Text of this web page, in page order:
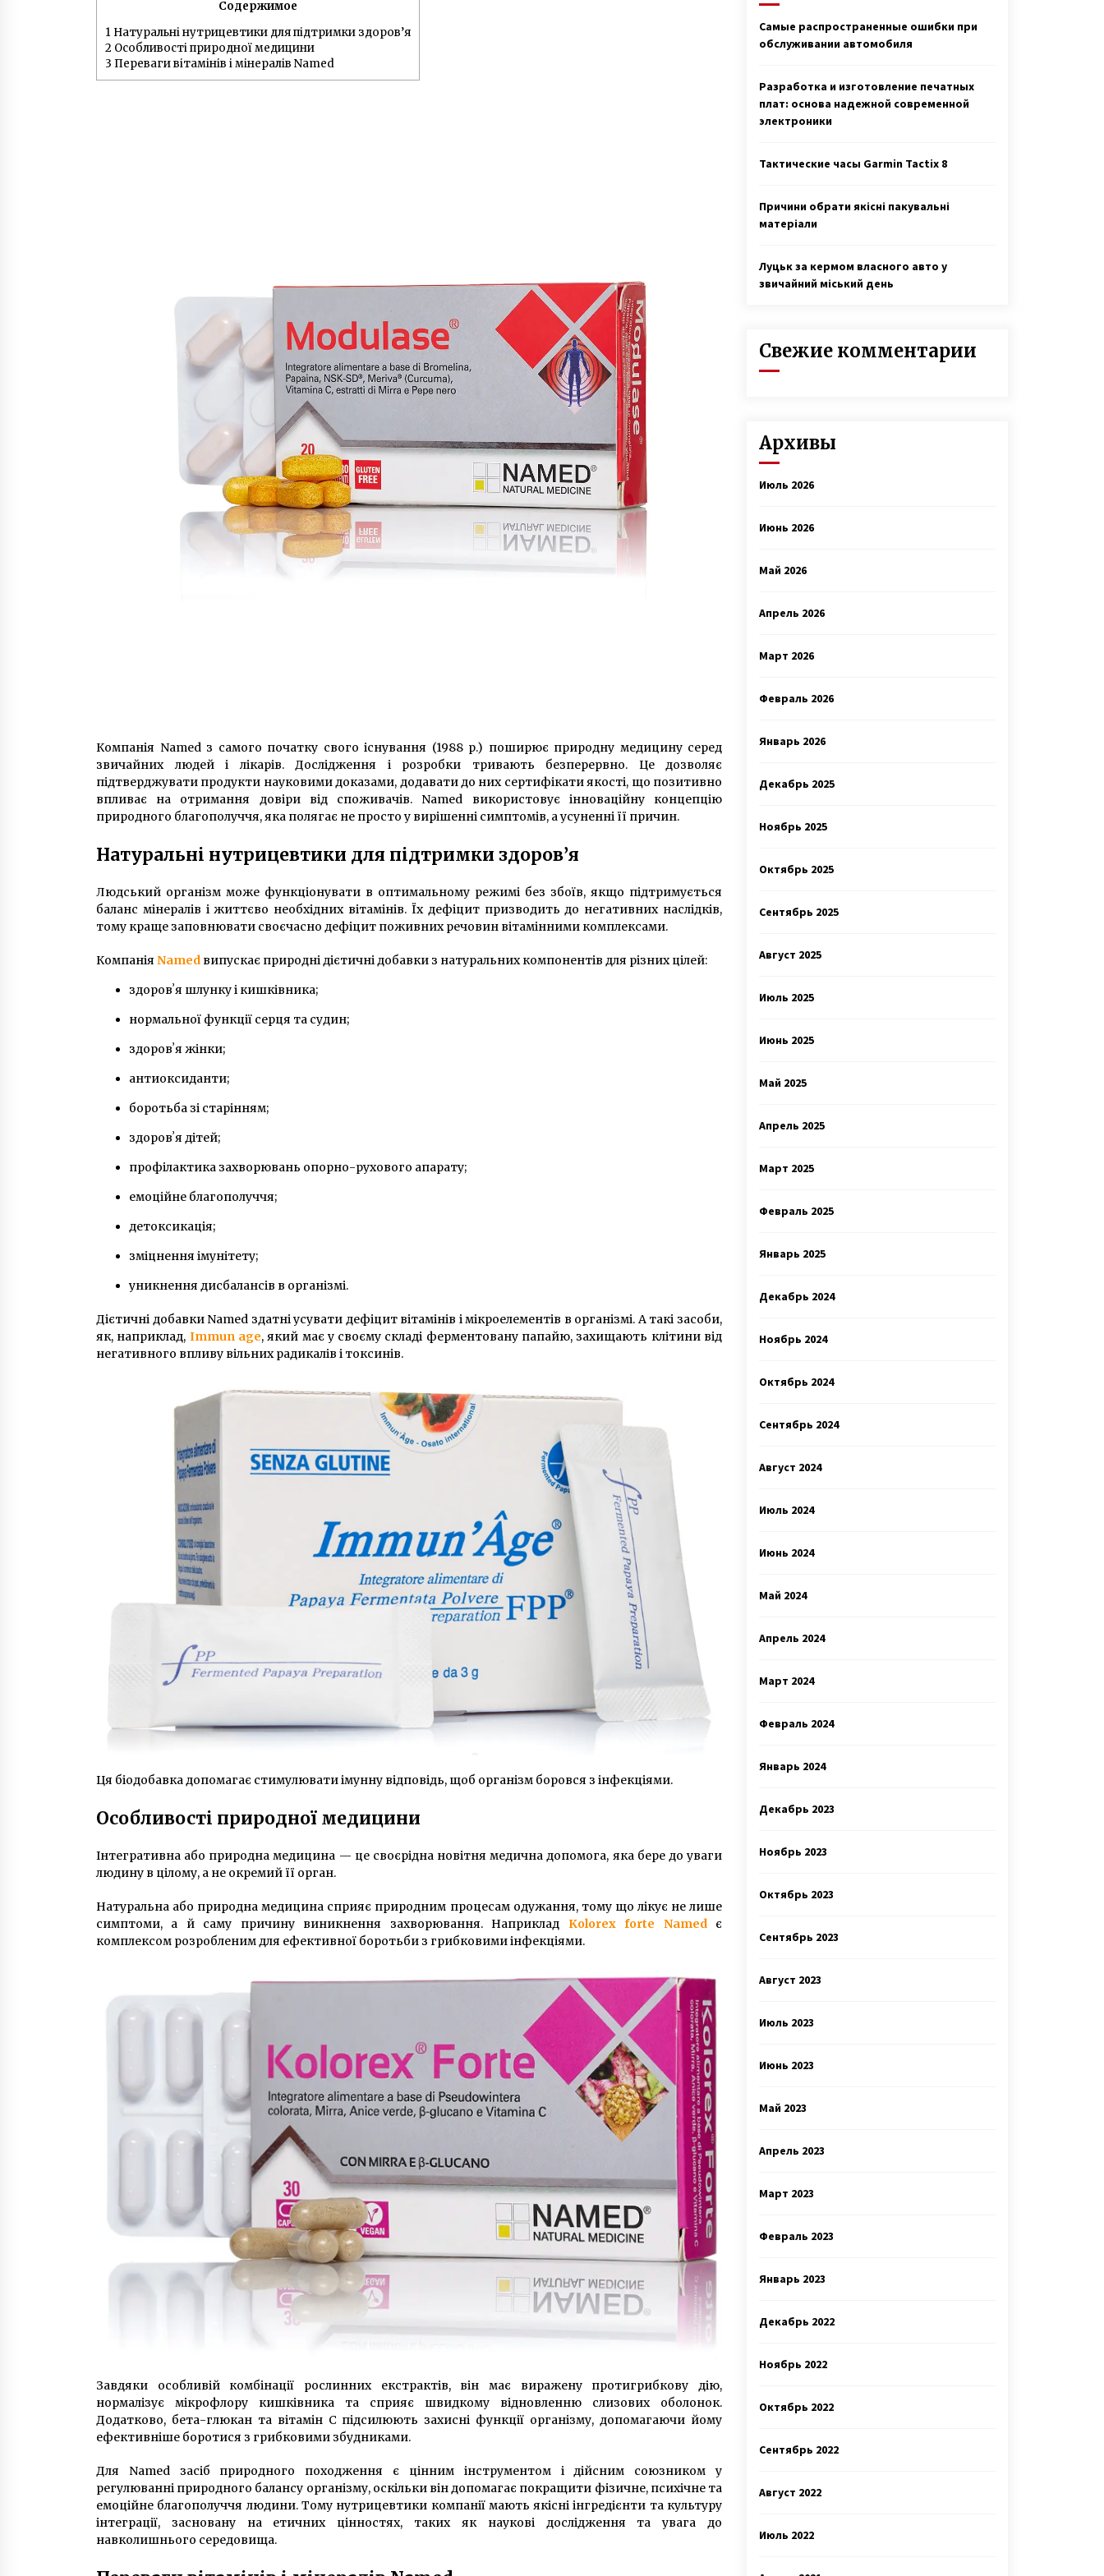
7 лет ago
Антон Васалатий умножает в уме
миллионы чисел и трижды
О смерти мужа мать 13 детей так
3 года ago
Раненый под Зеленопольем в 2014
доске
6 лет ago
Содержимое
1 Натуральні нутрицевтики для підтримки здоров’я
2 Особливості природної медицини
3 Переваги вітамінів і мінералів Named
Компанія Named з самого початку свого існування (1988 р.) поширює природну медицину серед
звичайних людей і лікарів. Дослідження і розробки тривають безперервно. Це дозволяє
підтверджувати продукти науковими доказами, додавати до них сертифікати якості, що позитивно
впливає на отримання довіри від споживачів. Named використовує інноваційну концепцію
природного благополуччя, яка полягає не просто у вирішенні симптомів, а усуненні її причин.
Натуральні нутрицевтики для підтримки здоров’я
Людський організм може функціонувати в оптимальному режимі без збоїв, якщо підтримується
баланс мінералів і життєво необхідних вітамінів. Їх дефіцит призводить до негативних наслідків,
тому краще заповнювати своєчасно дефіцит поживних речовин вітамінними комплексами.
Компанія Named випускає природні дієтичні добавки з натуральних компонентів для різних цілей:
здоровʼя шлунку і кишківника;
нормальної функції серця та судин;
здоровʼя жінки;
антиоксиданти;
боротьба зі старінням;
здоровʼя дітей;
профілактика захворювань опорно-рухового апарату;
емоційне благополуччя;
детоксикація;
зміцнення імунітету;
уникнення дисбалансів в організмі.
Дієтичні добавки Named здатні усувати дефіцит вітамінів і мікроелементів в організмі. А такі засоби,
як, наприклад, Immun age, який має у своєму складі ферментовану папайю, захищають клітини від
негативного впливу вільних радикалів і токсинів.
Ця біодобавка допомагає стимулювати імунну відповідь, щоб організм боровся з інфекціями.
Особливості природної медицини
Інтегративна або природна медицина — це своєрідна новітня медична допомога, яка бере до уваги
людину в цілому, а не окремий її орган.
Натуральна або природна медицина сприяє природним процесам одужання, тому що лікує не лише
симптоми, а й саму причину виникнення захворювання. Наприклад Kolorex forte Namedє
комплексом розробленим для ефективної боротьби з грибковими інфекціями.
Завдяки особливій комбінації рослинних екстрактів, він має виражену протигрибкову дію,
нормалізує мікрофлору кишківника та сприяє швидкому відновленню слизових оболонок.
Додатково, бета-глюкан та вітамін С підсилюють захисні функції організму, допомагаючи йому
ефективніше боротися з грибковими збудниками.
Для Named засіб природного походження є цінним інструментом і дійсним союзником у
регулюванні природного балансу організму, оскільки він допомагає покращити фізичне, психічне та
емоційне благополуччя людини. Тому нутрицевтики компанії мають якісні інгредієнти та культуру
інтеграції, засновану на етичних цінностях, таких як наукові дослідження та увага до
навколишнього середовища.
Самые распространенные ошибки при
обслуживании автомобиля
Разработка и изготовление печатных
плат: основа надежной современной
электроники
Тактические часы Garmin Tactix 8
Причини обрати якісні пакувальні
матеріали
Луцьк за кермом власного авто у
звичайний міський день
Свежие комментарии
Архивы
Июль 2026
Июнь 2026
Май 2026
Апрель 2026
Март 2026
Февраль 2026
Январь 2026
Декабрь 2025
Ноябрь 2025
Октябрь 2025
Сентябрь 2025
Август 2025
Июль 2025
Июнь 2025
Май 2025
Апрель 2025
Март 2025
Февраль 2025
Январь 2025
Декабрь 2024
Ноябрь 2024
Октябрь 2024
Сентябрь 2024
Август 2024
Июль 2024
Июнь 2024
Май 2024
Апрель 2024
Март 2024
Февраль 2024
Январь 2024
Декабрь 2023
Ноябрь 2023
Октябрь 2023
Сентябрь 2023
Август 2023
Июль 2023
Июнь 2023
Май 2023
Апрель 2023
Март 2023
Февраль 2023
Январь 2023
Декабрь 2022
Ноябрь 2022
Октябрь 2022
Сентябрь 2022
Август 2022
Июль 2022